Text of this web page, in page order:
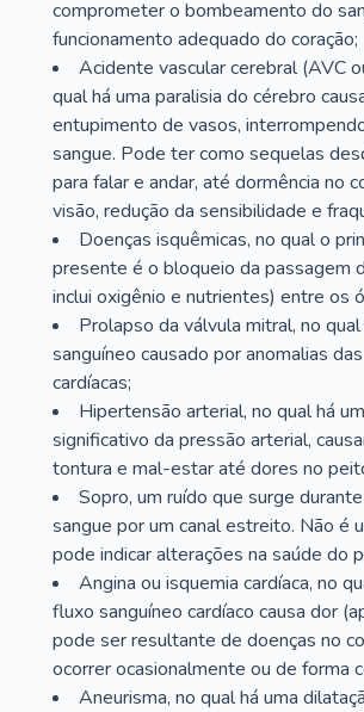
comprometer o bombeamento do
funcionamento adequado do coração;
Acidente vascular cerebral (AVC
qual há uma paralisia do cérebro
entupimento de vasos,
sangue. Pode ter como sequelas
para falar e andar, até dormência no
visão, redução da sensibilidade e
Doenças isquêmicas, no qual o
presente é o bloqueio da passagem
inclui oxigênio e nutrientes) entre os
Prolapso da válvula mitral, no
sanguíneo causado por anomalias
cardíacas;
Hipertensão arterial, no qual há
significativo da pressão arterial,
tontura e mal-estar até dores no
Sopro, um ruído que surge
sangue por um canal estreito. Não é
pode indicar alterações na saúde do
Angina ou isquemia cardíaca, no
fluxo sanguíneo cardíaco causa dor
pode ser resultante de doenças no
ocorrer ocasionalmente ou de forma
Aneurisma, no qual há uma